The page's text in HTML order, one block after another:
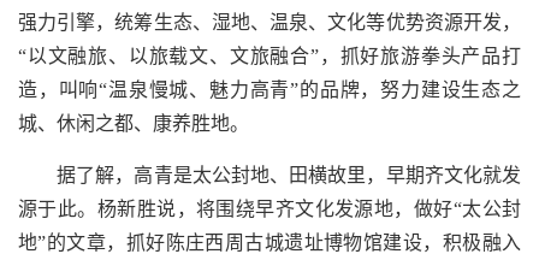
强力引擎，统筹生态、湿地、温泉、文化等优势资源开发，
“以文融旅、以旅载文、文旅融合”，抓好旅游拳头产品打
造，叫响“温泉慢城、魅力高青”的品牌，努力建设生态之
城、休闲之都、康养胜地。
据了解，高青是太公封地、田横故里，早期齐文化就发
源于此。杨新胜说，将围绕早齐文化发源地，做好“太公封
地”的文章，抓好陈庄西周古城遗址博物馆建设，积极融入